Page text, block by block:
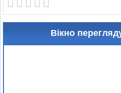
Вікно